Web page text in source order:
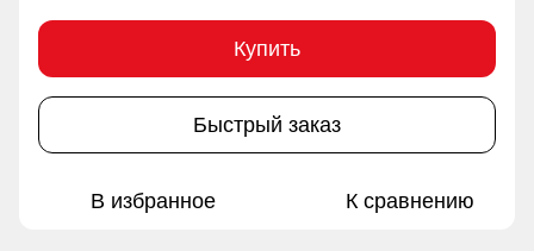
Купить
Быстрый заказ
В избранное К сравнению